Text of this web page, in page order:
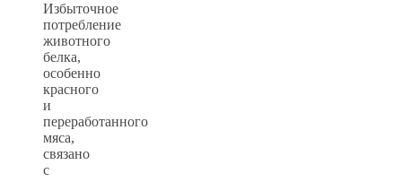
Избыточное
потребление
животного
белка,
особенно
красного
и
переработанного
мяса,
связано
с